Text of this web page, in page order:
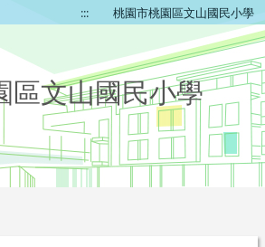
::: 桃園市桃園區文山國民小學
區文山國民小學